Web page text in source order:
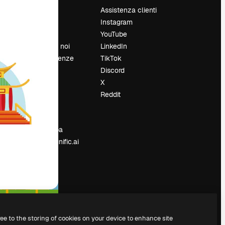
Lavora con noi
Cerca tendenze
Eventi
Slidesgo
Vendi i tuoi
contenuti
Sala stampa
Cerchi magnific.ai
Assistenza clienti
Instagram
YouTube
LinkedIn
TikTok
Discord
X
Reddit
to the storing of cookies on your device to enhance site